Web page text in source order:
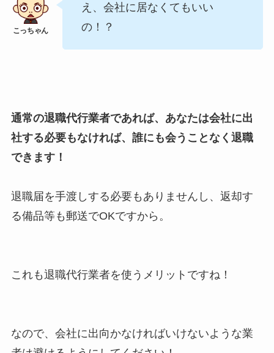
え、会社に居なくてもいい
の！？
通常の退職代行業者であれば、あなたは会社に出
社する必要もなければ、誰にも会うことなく退職
できます！
退職届を手渡しする必要もありませんし、返却す
る備品等も郵送でOKですから。
これも退職代行業者を使うメリットですね！
なので、会社に出向かなければいけないような業